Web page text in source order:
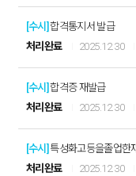
[수시] 합격통지서 발급
처리완료
2025.12.30
[수시] 합격증 재발급
처리완료
2025.12.30
[수시] 특성화고등을졸업한
처리완료
2025.12.30